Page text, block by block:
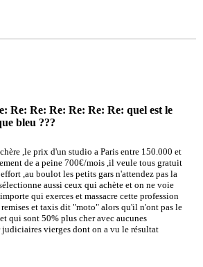
Re: Re: Re: Re: Re: Re: quel est le
bleu ???
,le prix d'un studio a Paris entre 150.000 et
de a peine 700€/mois ,il veule tous gratuit
,au boulot les petits gars n'attendez pas la
aussi ceux qui achète et on ne voie
qui exerces et massacre cette profession
remises et taxis dit "moto" alors qu'il n'ont pas le
qui sont 50% plus cher avec aucunes
vierges dont on a vu le résultat